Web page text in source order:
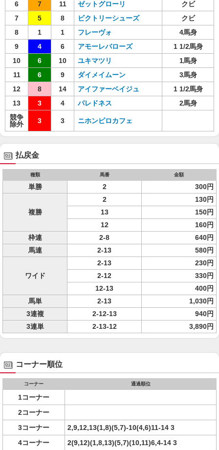
6
7 11 ゼットグローリ
クビ
7
5 8 ビクトリーシューズ
クビ
8
1 1 フレーヴォ
4馬身
9
4 6 アモーレバローズ
1 1/2馬身
10
6 10 ユキマツリ
1馬身
11
6 9 ダイメイムーン
3馬身
12
8 14 アイファーベイジュ
1 1/2馬身
13
3 4 パレドネス
2馬身
競争
除外
3 3 ニホンピロカフェ
払戻金
種類 馬番 金額
単勝 2 300円
複勝
2
130円
13
150円
12
160円
枠連
2-8
640円
馬連
2-13 580円
ワイド
2-13
230円
2-12
330円
12-13
400円
馬単
2-13
1,030円
3連複
2-12-13
940円
3連単
2-13-12 3,890円
コーナー順位
コーナー 通過順位
1コーナー
2コーナー
3コーナー
2,9,12,13(1,8)(5,7)-10(4,6)11-14 3
4コーナー
2(9,12)(1,8,13)(5,7)(10,11)6,4-14 3